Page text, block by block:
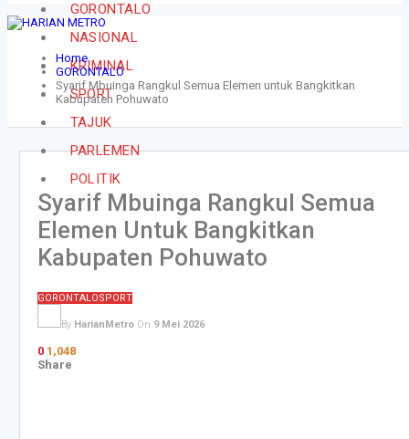
GORONTALO
NASIONAL
KRIMINAL
SPORT
TAJUK
PARLEMEN
POLITIK
Home
GORONTALO
Syarif Mbuinga Rangkul Semua Elemen untuk Bangkitkan
Kabupaten Pohuwato
Syarif Mbuinga Rangkul Semua
Elemen Untuk Bangkitkan
Kabupaten Pohuwato
GORONTALOSPORT
By HarianMetro On 9 Mei 2026
0 1,048
Share